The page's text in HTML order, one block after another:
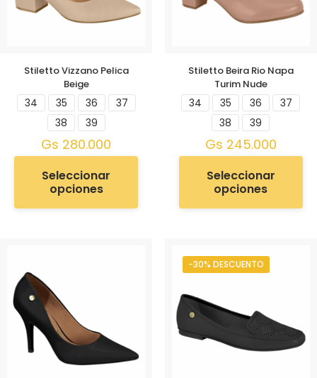
Stiletto Vizzano Pelica
Beige
34 35 36
37
38
39
Gs 280.000
Seleccionar
opciones
Stiletto Beira Rio Napa
Turim Nude
34 35 36
37
38
39
Gs 245.000
Seleccionar
opciones
-30% DESCUENTO